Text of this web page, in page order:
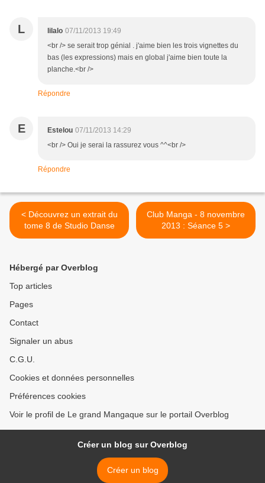
L lilalo 07/11/2013 19:49
<br /> se serait trop génial . j'aime bien les trois vignettes du
bas (les expressions) mais en global j'aime bien toute la
planche.<br />
Répondre
E Estelou 07/11/2013 14:29
<br /> Oui je serai la rassurez vous ^^<br />
Répondre
< Découvrez un extrait du
tome 8 de Studio Danse
Club Manga - 8 novembre
2013 : Séance 5 >
Hébergé par Overblog
Top articles
Pages
Contact
Signaler un abus
C.G.U.
Cookies et données personnelles
Préférences cookies
Voir le profil de Le grand Mangaque sur le portail Overblog
Créer un blog sur Overblog
Créer un blog